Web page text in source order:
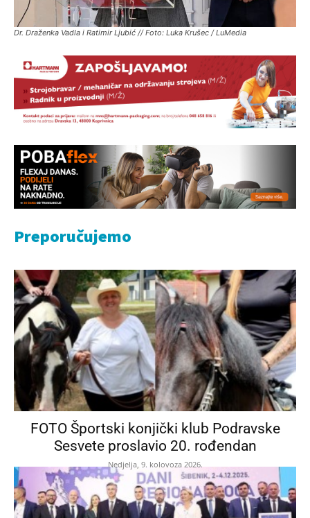
Dr. Draženka Vadla i Ratimir Ljubić // Foto: Luka Krušec / LuMedia
Preporučujemo
FOTO Športski konjički klub Podravske
Sesvete proslavio 20. rođendan
Nedjelja, 9. kolovoza 2026.